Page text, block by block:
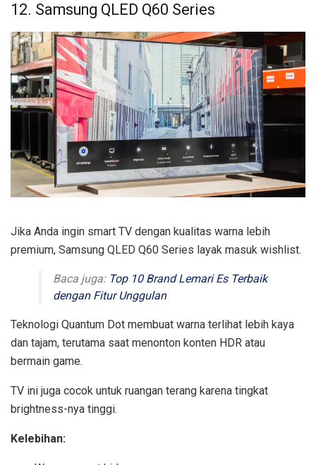
12. Samsung QLED Q60 Series
Jika Anda ingin smart TV dengan kualitas warna lebih
premium, Samsung QLED Q60 Series layak masuk wishlist.
Baca juga: Top 10 Brand Lemari Es Terbaik
dengan Fitur Unggulan
Teknologi Quantum Dot membuat warna terlihat lebih kaya
dan tajam, terutama saat menonton konten HDR atau
bermain game.
TV ini juga cocok untuk ruangan terang karena tingkat
brightness-nya tinggi.
Kelebihan: